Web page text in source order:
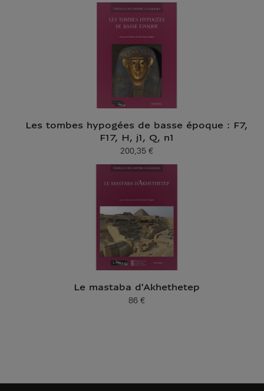
Les tombes hypogées de basse époque : F7,
F17, H, j1, Q, n1
Prix ​​actuel
200,35 €
Le mastaba d'Akhethetep
Prix ​​actuel
86 €